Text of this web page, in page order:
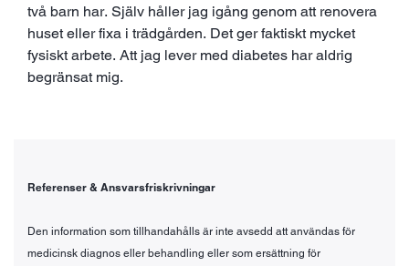
två barn har. Själv håller jag igång genom att renovera
huset eller fixa i trädgården. Det ger faktiskt mycket
fysiskt arbete. Att jag lever med diabetes har aldrig
begränsat mig.
Referenser & Ansvarsfriskrivningar
Den information som tillhandahålls är inte avsedd att användas för
medicinsk diagnos eller behandling eller som ersättning för